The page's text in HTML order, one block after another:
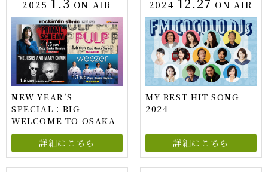
2025 ON AIR
NEW YEAR’S
SPECIAL：BIG
WELCOME TO OSAKA
詳細はこちら
2024 ON AIR
MY BEST HIT SONG
2024
詳細はこちら